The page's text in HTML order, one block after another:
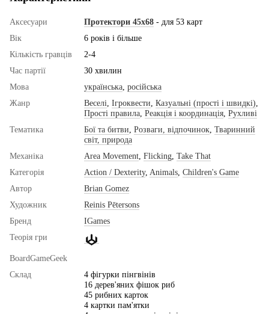
Аксесуари Протектори 45x68 - для 53 карт
Вік
6 років і більше
Кількість гравців
2-4
Час партії
30 хвилин
Мова
українська російська
Жанр
Веселі Ігроквести Казуальні (прості і швидкі)
Прості правила Реакція і координація Рухливі
Тематика
Бої та битви Розваги, відпочинок Тваринний
світ, природа
Механіка
Area Movement Flicking Take That
Категорія
Action / Dexterity, Animals Children's Game
Автор
Brian Gomez
Художник
Reinis Pētersons
Бренд
IGames
Теорія гри
BoardGameGeek
Склад
4 фігурки пінгвінів
16 дерев'яних фішок риб
45 рибних карток
4 картки пам'ятки